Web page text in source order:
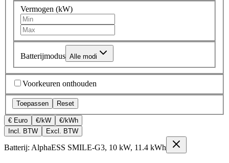
Vermogen (kW)
Batterijmodus Alle modi
Voorkeuren onthouden
Toepassen Reset
€ Euro €/kW
€/kWh
Incl. BTW
Excl. BTW
Batterij: AlphaESS SMILE-G3, 10 kW, 11.4 kWh